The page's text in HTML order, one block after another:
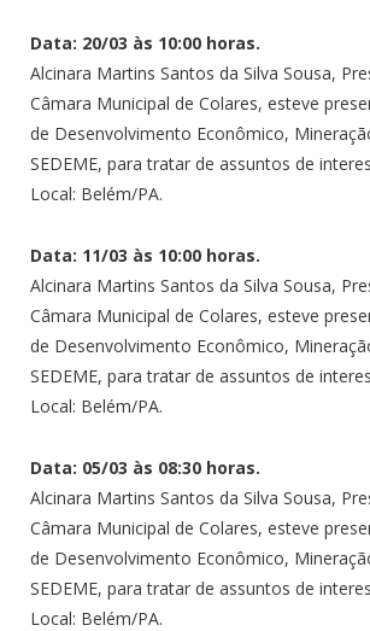
Data: 20/03 às 10:00 horas.
Alcinara Martins Santos da Silva Sousa,
Câmara Municipal de Colares, esteve
de Desenvolvimento Econômico,
SEDEME, para tratar de assuntos de
Local: Belém/PA.
Data: 11/03 às 10:00 horas.
Alcinara Martins Santos da Silva Sousa,
Câmara Municipal de Colares, esteve
de Desenvolvimento Econômico,
SEDEME, para tratar de assuntos de
Local: Belém/PA.
Data: 05/03 às 08:30 horas.
Alcinara Martins Santos da Silva Sousa,
Câmara Municipal de Colares, esteve
de Desenvolvimento Econômico,
SEDEME, para tratar de assuntos de
Local: Belém/PA.